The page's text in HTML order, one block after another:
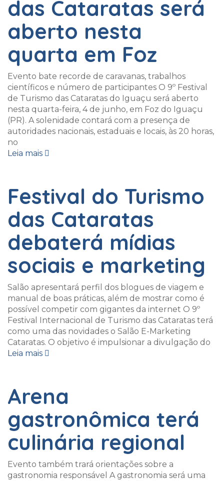
das Cataratas será
aberto nesta
quarta em Foz
Evento bate recorde de caravanas, trabalhos
científicos e número de participantes O 9º Festival
de Turismo das Cataratas do Iguaçu será aberto
nesta quarta-feira, 4 de junho, em Foz do Iguaçu
(PR). A solenidade contará com a presença de
autoridades nacionais, estaduais e locais, às 20 horas,
no
Leia mais
Festival do Turismo
das Cataratas
debaterá mídias
sociais e marketing
Salão apresentará perfil dos blogues de viagem e
manual de boas práticas, além de mostrar como é
possível competir com gigantes da internet O 9º
Festival Internacional de Turismo das Cataratas terá
como uma das novidades o Salão E-Marketing
Cataratas. O objetivo é impulsionar a divulgação do
Leia mais
Arena
gastronômica terá
culinária regional
Evento também trará orientações sobre a
gastronomia responsável A gastronomia será uma